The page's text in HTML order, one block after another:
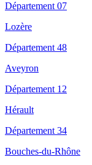
Département 07
Lozère
Département 48
Aveyron
Département 12
Hérault
Département 34
Bouches-du-Rhône